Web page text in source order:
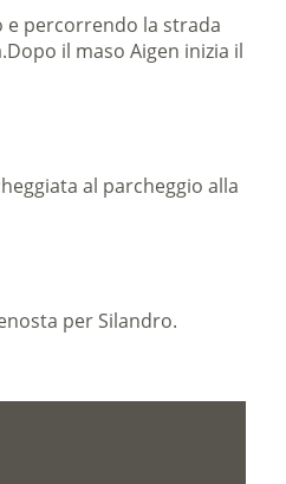
e percorrendo la strada
Dopo il maso Aigen inizia il
al parcheggio alla
per Silandro.